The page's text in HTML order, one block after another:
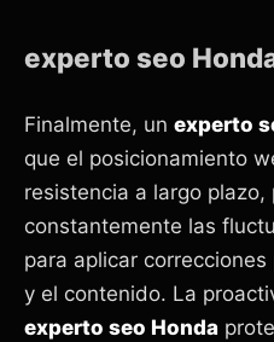
experto seo
Finalmente, un experto
que el posicionamiento
resistencia a largo
constantemente las
para aplicar
y el contenido. La
experto seo Honda